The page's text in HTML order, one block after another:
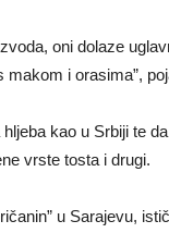
oni dolaze
i orasima”,
kao u Srbiji te
vrste tosta i drugi.
u Sarajevu,